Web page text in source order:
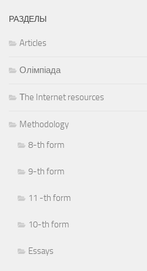
РАЗДЕЛЫ
Articles
Олімпіада
Тhe Internet resources
Methodology
8-th form
9-th form
11 -th form
10-th form
Essays